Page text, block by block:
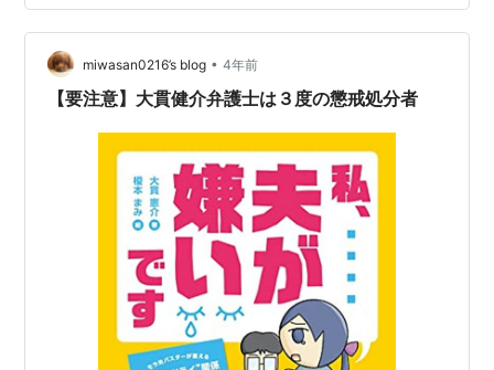
で鼻を括ったように、上から目線で、具体的事柄をあげ
ずに、一方的に、裁判所に対して、私の悪印象を植え付
けようと必死です。まさに、リーガルハラスメントその
ものだ。 ある弁護士は次のように語っている。 m…
miwasan0216’s blog • 4年前
【要注意】大貫健介弁護士は３度の懲戒処分者